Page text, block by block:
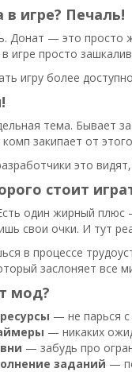
игре? Печаль!
Донат — это просто
игре просто
игру более
тема. Бывает
закипает от
это
стоит
один жирный
свои очки. И тут
в процессе
заслоняет все
мод?
— не парься
— никаких
— забудь про
заданий —